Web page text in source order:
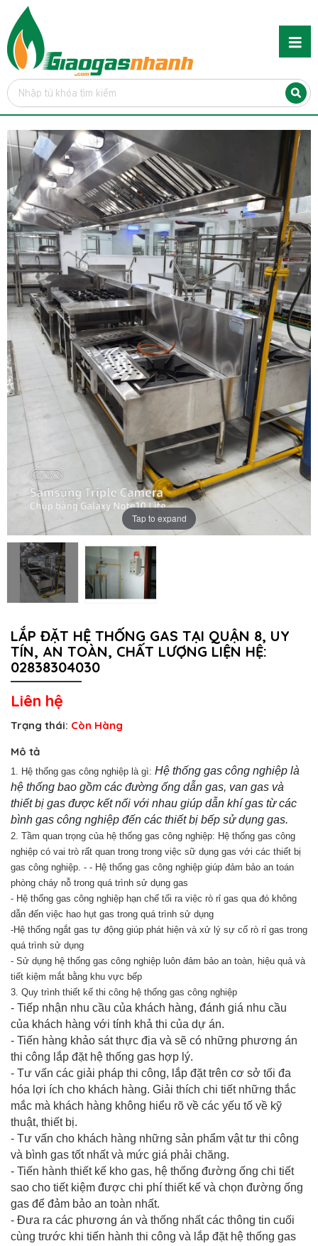
Tap to expand
LẮP ĐẶT HỆ THỐNG GAS TẠI QUẬN 8, UY
TÍN, AN TOÀN, CHẤT LƯỢNG LIỆN HỆ:
02838304030
Liên hệ
Trạng thái: Còn Hàng
Mô tả
1. Hệ thống gas công nghiệp là gì: Hệ thống gas công nghiệp là
hệ thống bao gồm các đường ống dẫn gas, van gas và
thiết bị gas được kết nối với nhau giúp dẫn khí gas từ các
bình gas công nghiệp đến các thiết bị bếp sử dụng gas.
2. Tầm quan trọng của hệ thống gas công nghiệp: Hệ thống gas công
nghiệp có vai trò rất quan trong trong việc sữ dụng gas với các thiết bị
gas công nghiệp. - - Hệ thống gas công nghiệp giúp đảm bảo an toán
phòng cháy nỗ trong quá trình sử dụng gas
- Hệ thống gas công nghiệp hạn chế tối ra việc rò rỉ gas qua đó không
dẫn đến việc hao hụt gas trong quá trình sử dụng
-Hệ thống ngắt gas tự động giúp phát hiện và xử lý sự cố rò rỉ gas trong
quá trình sử dụng
- Sử dụng hệ thống gas công nghiệp luôn đảm bảo an toàn, hiệu quả và
tiết kiệm mắt bằng khu vực bếp
3. Quy trình thiết kế thi công hệ thống gas công nghiệp
- Tiếp nhận nhu cầu của khách hàng, đánh giá nhu cầu
của khách hàng với tính khả thi của dự án.
- Tiến hàng khảo sát thực địa và sẽ có những phương án
thi công lắp đặt hệ thống gas hợp lý.
- Tư vấn các giải pháp thi công, lắp đặt trên cơ sở tối đa
hóa lợi ích cho khách hàng. Giải thích chi tiết những thắc
mắc mà khách hàng không hiểu rõ về các yếu tố về kỹ
thuật, thiết bị.
- Tư vấn cho khách hàng những sản phẩm vật tư thi công
và bình gas tốt nhất và mức giá phải chăng.
- Tiến hành thiết kế kho gas, hệ thống đường ống chi tiết
sao cho tiết kiệm được chi phí thiết kế và chọn đường ống
gas để đảm bảo an toàn nhất.
- Đưa ra các phương án và thống nhất các thông tin cuối
cùng trước khi tiến hành thi công và lắp đặt hệ thống gas